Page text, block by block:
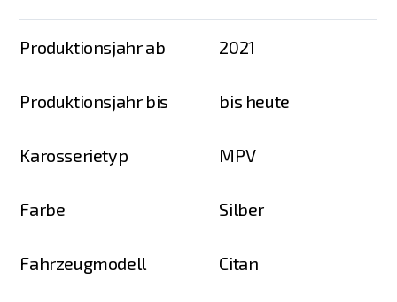
Produktionsjahr ab 2021
Produktionsjahr bis bis heute
Karosserietyp MPV
Farbe Silber
Fahrzeugmodell Citan